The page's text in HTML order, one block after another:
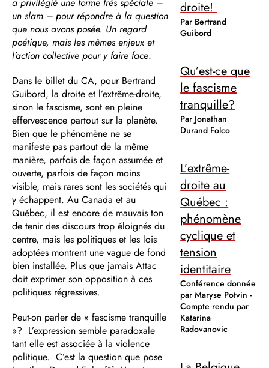
a privilégié une forme très spéciale –
un slam – pour répondre à la question
que nous avons posée. Un regard
poétique, mais les mêmes enjeux et
l’action collective pour y faire face.
Dans le billet du CA, pour Bertrand
Guibord, la droite et l’extrême-droite,
sinon le fascisme, sont en pleine
effervescence partout sur la planète.
Bien que le phénomène ne se
manifeste pas partout de la même
manière, parfois de façon assumée et
ouverte, parfois de façon moins
visible, mais rares sont les sociétés qui
y échappent. Au Canada et au
Québec, il est encore de mauvais ton
de tenir des discours trop éloignés du
centre, mais les politiques et les lois
adoptées montrent une vague de fond
bien installée. Plus que jamais Attac
doit exprimer son opposition à ces
politiques régressives.
Peut-on parler de « fascisme tranquille
»? L’expression semble paradoxale
tant elle est associée à la violence
politique. C’est la question que pose
droite!
Par Bertrand
Guibord
Qu’est-ce que
le fascisme
tranquille?
Par Jonathan
Durand Folco
L’extrême-
droite au
Québec :
phénomène
cyclique et
tension
identitaire
Conférence donnée
par Maryse Potvin -
Compte rendu par
Katarina
Radovanovic